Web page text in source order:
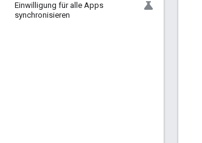
Einwilligung für alle Apps
synchronisieren